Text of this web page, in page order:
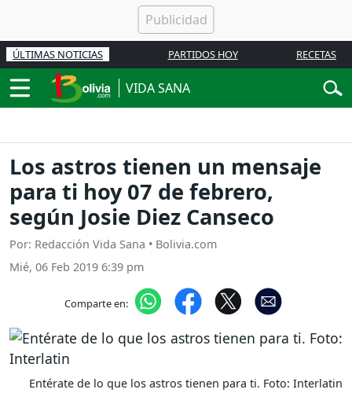
ÚLTIMAS NOTICIAS PARTIDOS HOY RECETAS
VIDA SANA
Los astros tienen un mensaje
para ti hoy 07 de febrero,
según Josie Diez Canseco
Por: Redacción Vida Sana • Bolivia.com
Mié, 06 Feb 2019 6:39 pm
Comparte en:
Entérate de lo que los astros tienen para ti. Foto: Interlatin